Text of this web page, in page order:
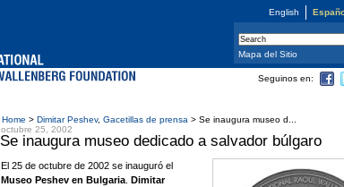
English
Home > Dimitar Peshev, Gacetillas de prensa > Se inaugura museo d...
octubre 25, 2002
Se inaugura museo dedicado a salvador búlgaro
El 25 de octubre de 2002 se inauguró el
Museo Peshev en Bulgaria Dimitar
Seguinos en:
Mapa del Sitio